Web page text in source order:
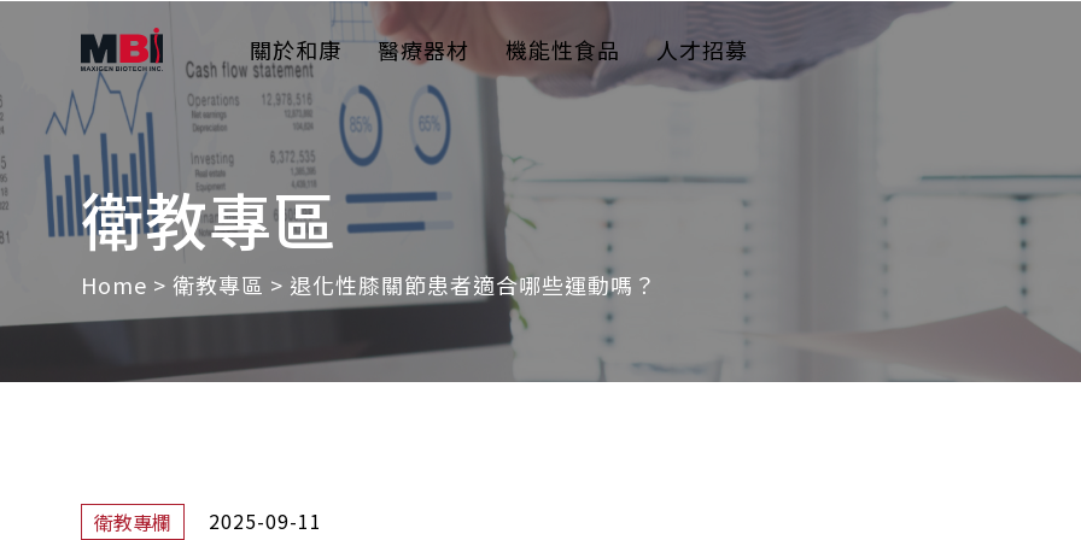
關於和康 醫療器材 機能性食品 人才招募
衛教專區
Home >衛教專區 > 退化性膝關節患者適合哪些運動嗎？
衛教專欄 2025-09-11